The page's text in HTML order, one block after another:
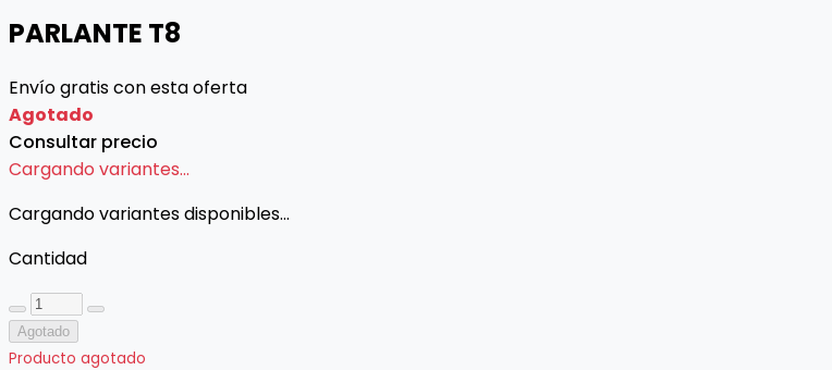
PARLANTE T8
Envío gratis con esta oferta
Agotado
Consultar precio
Cargando variantes...
Cargando variantes disponibles...
Cantidad
Agotado
Producto agotado